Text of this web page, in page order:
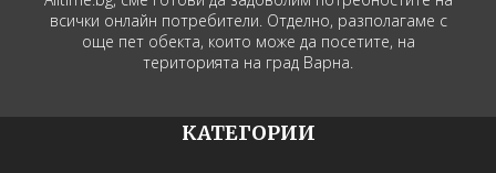
всички онлайн потребители. Отделно, разполагаме с
още пет обекта, които може да посетите, на
територията на град Варна.
КАТЕГОРИИ